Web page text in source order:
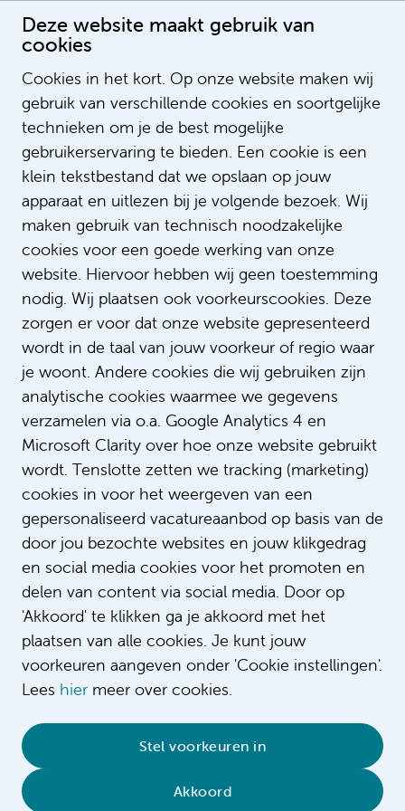
Deze website maakt gebruik van
cookies
Cookies in het kort. Op onze website maken wij
gebruik van verschillende cookies en soortgelijke
technieken om je de best mogelijke
gebruikerservaring te bieden. Een cookie is een
klein tekstbestand dat we opslaan op jouw
apparaat en uitlezen bij je volgende bezoek. Wij
maken gebruik van technisch noodzakelijke
cookies voor een goede werking van onze
website. Hiervoor hebben wij geen toestemming
nodig. Wij plaatsen ook voorkeurscookies. Deze
zorgen er voor dat onze website gepresenteerd
wordt in de taal van jouw voorkeur of regio waar
je woont. Andere cookies die wij gebruiken zijn
analytische cookies waarmee we gegevens
verzamelen via o.a. Google Analytics 4 en
Microsoft Clarity over hoe onze website gebruikt
wordt. Tenslotte zetten we tracking (marketing)
cookies in voor het weergeven van een
gepersonaliseerd vacatureaanbod op basis van de
door jou bezochte websites en jouw klikgedrag
en social media cookies voor het promoten en
delen van content via social media. Door op
'Akkoord' te klikken ga je akkoord met het
plaatsen van alle cookies. Je kunt jouw
voorkeuren aangeven onder 'Cookie instellingen'.
Lees hier meer over cookies.
Stel voorkeuren in
Akkoord
Natasja Kok
Cookieverklaring • Sitemap